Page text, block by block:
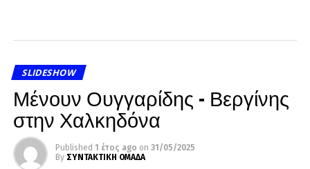
SLIDESHOW
Μένουν Ουγγαρίδης – Βεργίνης
στην Χαλκηδόνα
Published 1 έτος ago on 31/05/2025
By ΣΥΝΤΑΚΤΙΚΗ ΟΜΑΔΑ